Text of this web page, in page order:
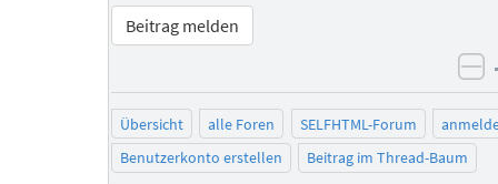
Beitrag melden
Übersicht alle Foren SELFHTML-Forum
Benutzerkonto erstellen
Beitrag im Thread-Baum